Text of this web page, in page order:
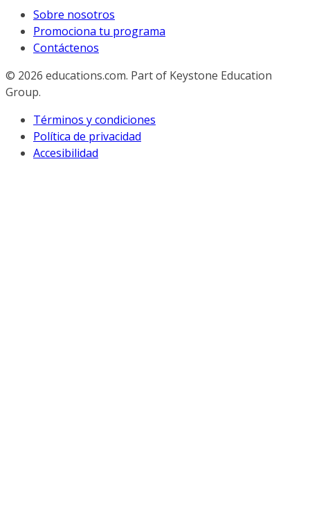
Sobre nosotros
Promociona tu programa
Contáctenos
© 2026 educations.com. Part of Keystone Education
Group.
Términos y condiciones
Política de privacidad
Accesibilidad